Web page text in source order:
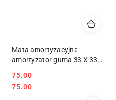
Mata amortyzacyjna
amortyzator guma 33 X 33
Cena:
75.00
Cena:
75.00